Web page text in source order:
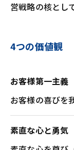
営戦略の核とし
4つの価値観
お客様第一主義
お客様の喜びを
素直な心と勇気